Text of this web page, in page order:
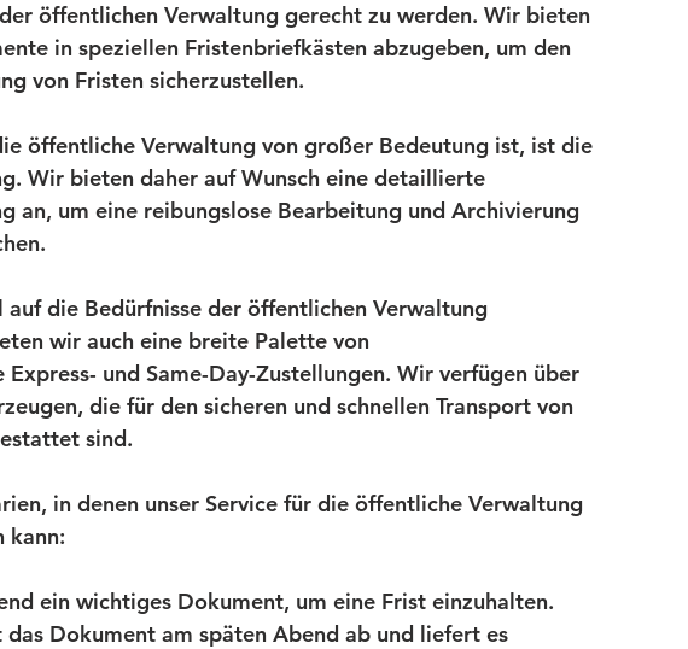
öffentlichen Verwaltung gerecht zu werden. Wir bieten
in speziellen Fristenbriefkästen abzugeben, um den
von Fristen sicherzustellen.
öffentliche Verwaltung von großer Bedeutung ist, ist die
Wir bieten daher auf Wunsch eine detaillierte
an, um eine reibungslose Bearbeitung und Archivierung
auf die Bedürfnisse der öffentlichen Verwaltung
wir auch eine breite Palette von
und Same-Day-Zustellungen. Wir verfügen über
die für den sicheren und schnellen Transport von
sind.
in denen unser Service für die öffentliche Verwaltung
kann:
ein wichtiges Dokument, um eine Frist einzuhalten.
Dokument am späten Abend ab und liefert es